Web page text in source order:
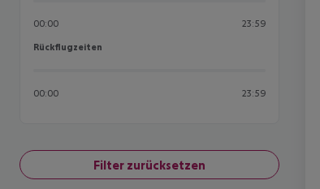
00:00 23:59
Rückflugzeiten
Rückflugzeiten
00:00 23:59
Filter zurücksetzen